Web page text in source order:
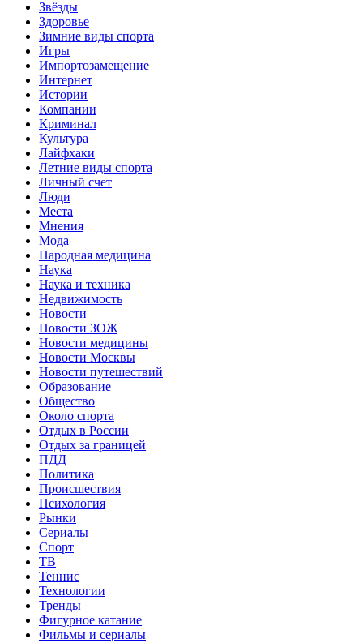
Звёзды
Здоровье
Зимние виды спорта
Игры
Импортозамещение
Интернет
Истории
Компании
Криминал
Культура
Лайфхаки
Летние виды спорта
Личный счет
Люди
Места
Мнения
Мода
Народная медицина
Наука
Наука и техника
Недвижимость
Новости
Новости ЗОЖ
Новости медицины
Новости Москвы
Новости путешествий
Образование
Общество
Около спорта
Отдых в России
Отдых за границей
ПДД
Политика
Происшествия
Психология
Рынки
Сериалы
Спорт
ТВ
Теннис
Технологии
Тренды
Фигурное катание
Фильмы и сериалы